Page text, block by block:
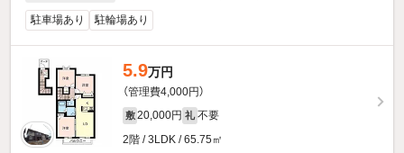
駐車場あり 駐輪場あり
5.9万円
（管理費4,000円）
敷 20,000円 礼 不要
2階 / 3LDK / 65.75㎡